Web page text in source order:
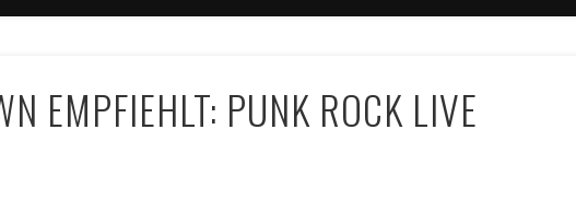
EMPFIEHLT: PUNK ROCK LIVE